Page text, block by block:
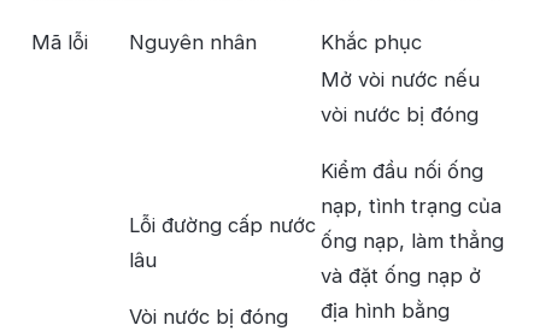
Mã lỗi Nguyên nhân Khắc phục
Lỗi đường cấp nước
lâu
Vòi nước bị đóng
Mở vòi nước nếu
vòi nước bị đóng
Kiểm đầu nối ống
nạp, tình trạng của
ống nạp, làm thẳng
và đặt ống nạp ở
địa hình bằng